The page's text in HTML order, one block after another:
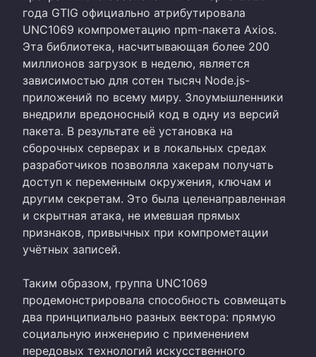
года GTIG официально атрибутировала
UNC1069 компрометацию npm-пакета Axios.
Эта библиотека, насчитывающая более 200
миллионов загрузок в неделю, является
зависимостью для сотен тысяч Node.js-
приложений по всему миру. Злоумышленники
внедрили вредоносный код в одну из версий
пакета. В результате её установка на
сборочных серверах и в локальных средах
разработчиков позволяла хакерам получать
доступ к переменным окружения, ключам и
другим секретам. Это была целенаправленная
и скрытная атака, не имевшая прямых
признаков, привычных при компрометации
учётных записей.
Таким образом, группа UNC1069
продемонстрировала способность совмещать
два принципиально разных вектора: прямую
социальную инженерию с применением
передовых технологий искусственного